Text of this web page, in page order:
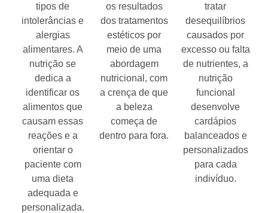
tipos de
intolerâncias e
alergias
alimentares. A
nutrição se
dedica a
identificar os
alimentos que
causam essas
reações e a
orientar o
paciente com
uma dieta
adequada e
personalizada.
os resultados
dos tratamentos
estéticos por
meio de uma
abordagem
nutricional, com
a crença de que
a beleza
começa de
dentro para fora.
tratar
desequilíbrios
causados por
excesso ou falta
de nutrientes, a
nutrição
funcional
desenvolve
cardápios
balanceados e
personalizados
para cada
indivíduo.